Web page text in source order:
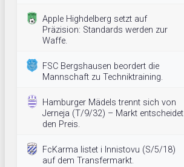
Apple Highdelberg setzt auf
Präzision: Standards werden zur
Waffe.
FSC Bergshausen beordert die
Mannschaft zu Techniktraining.
Hamburger Mädels trennt sich von
Jerneja (T/9/32) – Markt entscheidet
den Preis.
FcKarma listet i Innistovu (S/5/18)
auf dem Transfermarkt.